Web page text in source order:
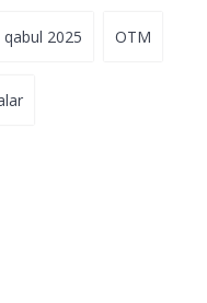
qabul 2025 OTM